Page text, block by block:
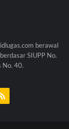
berawal
SIUPP No.
No. 40.